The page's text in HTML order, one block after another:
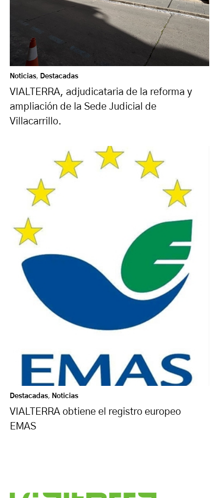
Noticias, Destacadas
VIALTERRA, adjudicataria de la reforma y
ampliación de la Sede Judicial de
Villacarrillo.
Destacadas, Noticias
VIALTERRA obtiene el registro europeo
EMAS